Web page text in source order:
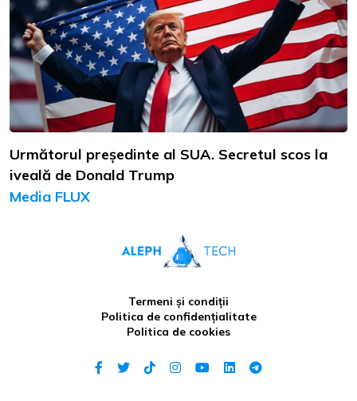
Următorul președinte al SUA. Secretul scos la
iveală de Donald Trump
Media FLUX
Termeni și condiții
Politica de confidențialitate
Politica de cookies